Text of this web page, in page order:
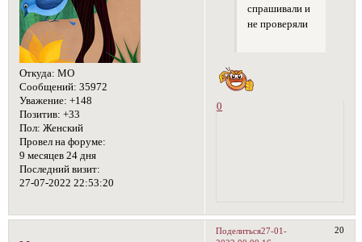
Откуда: МО
Сообщений: 35972
Уважение: +148
Позитив: +33
Пол: Женский
Провел на форуме:
9 месяцев 24 дня
Последний визит:
27-07-2022 22:53:20
спрашивали и
не проверяли
0
Поделиться 20
27-01-